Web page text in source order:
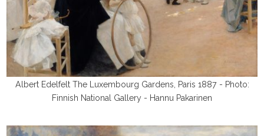
Albert Edelfelt The Luxembourg Gardens, Paris 1887 - Photo:
Finnish National Gallery - Hannu Pakarinen